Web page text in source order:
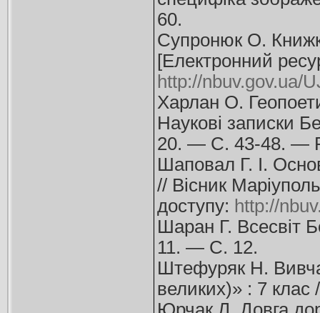
60.
Супронюк О.
[Електронний
http://nbuv.gov.ua/
Харлан О.
Наукові записки
20. — С. 43-48. —
Шаповал Г. І.
// Вісник
доступу: http://
Шаран Г. Всесвіт
11. — С. 12.
Штефуряк Н.
великих)» : 7